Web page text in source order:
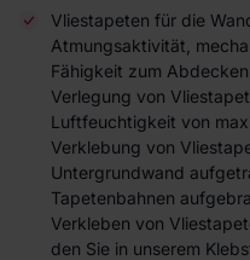
Vliestapeten für die
Atmungsaktivität,
Fähigkeit zum
Verlegung von
Luftfeuchtigkeit von
Verklebung von
Untergrundwand
Tapetenbahnen
Verkleben von
den Sie in unserem